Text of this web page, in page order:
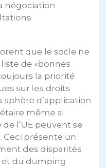
négociation
que le socle ne
de «bonnes
la priorité
sur les droits
sphère d’application
même si
l’UE peuvent se
présente un
des disparités
et du dumping